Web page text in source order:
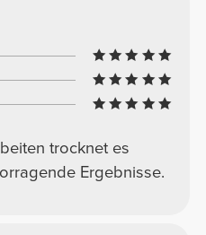
trocknet es
Ergebnisse.